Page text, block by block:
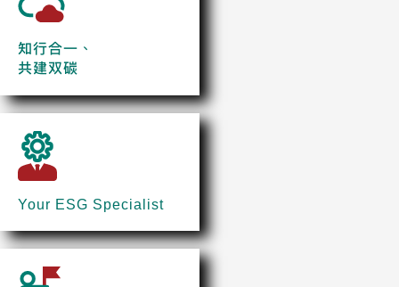
知行合一、
共建双碳
Your ESG Specialist